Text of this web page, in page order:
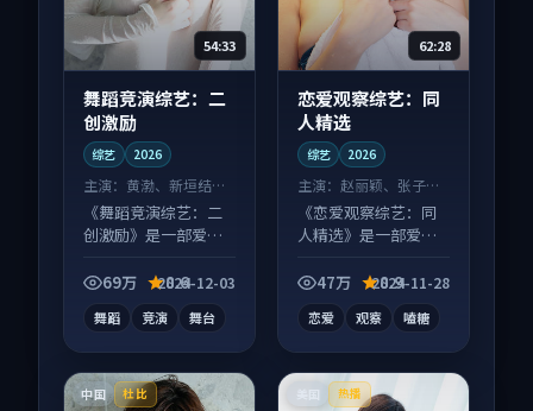
54:33
舞蹈竞演综艺：二
创激励
综艺 2026
主演： 黄渤、新垣结衣
等
《舞蹈竞演综艺：二
创激励》是一部爱情
蛋别错过，字幕区常
69万 8.6
2024-12-03
舞蹈 竞演 舞台
62:28
恋爱观察综艺：同
人精选
综艺 2026
主演：赵丽颖、张子枫
等
《恋爱观察综艺：同
人精选》是一部爱情
凑信息量大，适合沉
47万 8.9
2024-11-28
恋爱 观察 嗑糖
中国 杜比 热播